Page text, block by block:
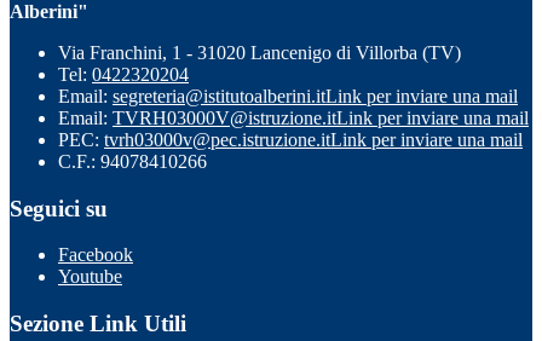
Alberini"
Via Franchini, 1 - 31020 Lancenigo di Villorba (TV)
Tel: 0422320204
Email: segreteria@istitutoalberini.itLink per inviare una mail
Email: TVRH03000V@istruzione.itLink per inviare una mail
PEC: tvrh03000v@pec.istruzione.itLink per inviare una mail
C.F.: 94078410266
Seguici su
Facebook
Youtube
Sezione Link Utili